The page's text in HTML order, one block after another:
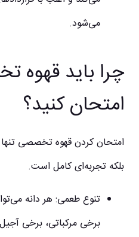
می‌شود.
چرا باید قهوه
امتحان کنید؟
امتحان کردن قهوه تخصصی
بلکه تجربه‌ای کامل است.
تنوع طعمی: هر دانه
برخی مرکباتی، برخی